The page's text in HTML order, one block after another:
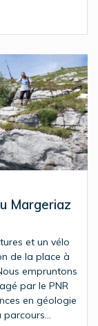
Margeriaz
et un vélo
de la place à
empruntons
par le PNR
en géologie
parcours…